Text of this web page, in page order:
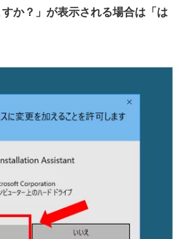
か？」が表示される場合は「は